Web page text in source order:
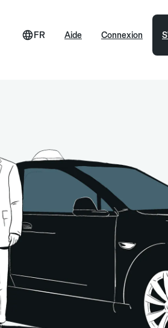
Aide
FR Connexion